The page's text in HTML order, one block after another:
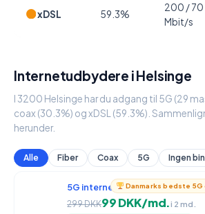
xDSL 59.3%
200 / 70
Mbit/s
Internetudbydere i Helsinge
I 3200 Helsinge har du adgang til 5G (29
coax (30.3%) og xDSL (59.3%).
herunder.
Alle Fiber Coax 5G Ingen
Danmarks bedste 5G
5G internet950 / 90 Mbit/s
299 DKK99 DKK/md.i 2 md.